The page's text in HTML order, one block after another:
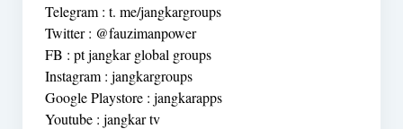
Telegram : t. me/jangkargroups
Twitter : @fauzimanpower
FB : pt jangkar global groups
Instagram : jangkargroups
Google Playstore : jangkarapps
Youtube : jangkar tv